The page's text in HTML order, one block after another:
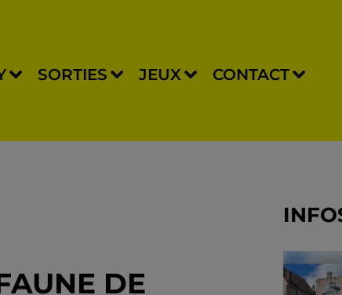
SORTIES JEUX CONTACT
DE